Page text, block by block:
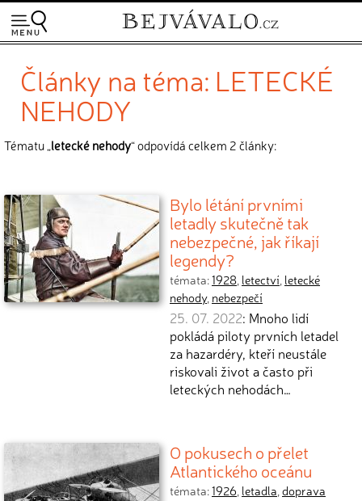
Články na téma: LETECKÉ
NEHODY
Tématu „letecké nehody“ odpovídá celkem 2 články:
Bylo létání prvními
letadly skutečně tak
nebezpečné, jak říkají
legendy?
témata:1928, letectví, letecké
nehody, nebezpečí
25. 07. 2022: Mnoho lidí
pokládá piloty prvních letadel
za hazardéry, kteří neustále
riskovali život a často při
leteckých nehodách…
O pokusech o přelet
Atlantického oceánu
témata:1926, letadla,doprava